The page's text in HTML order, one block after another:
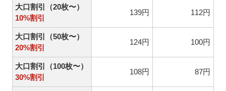
大口割引（20枚〜）
10%割引
139円 112円
大口割引（50枚〜）
20%割引
124円 100円
大口割引（100枚〜）
30%割引
108円 87円